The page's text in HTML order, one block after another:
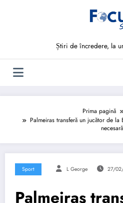
Știri de încredere, la
Prima pagină
Palmeiras transferă un jucător de
necesară
Sport L George 27/
Palmeiras